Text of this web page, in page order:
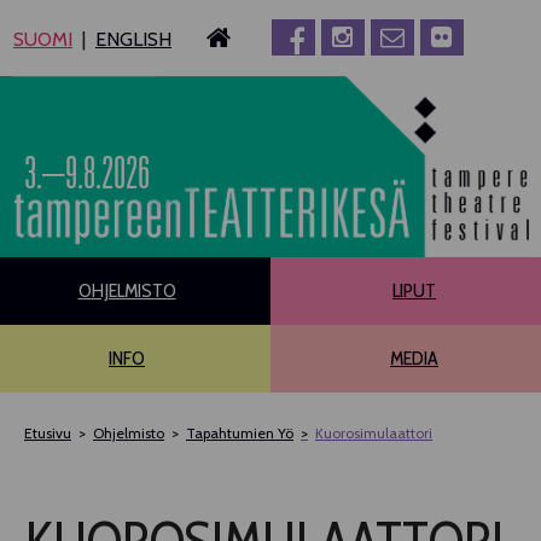
sisältöön
SUOMI ENGLISH
3.–9.8.2026
OHJELMISTO LIPUT
INFO MEDIA
Etusivu Ohjelmisto Tapahtumien Yö Kuorosimulaattori